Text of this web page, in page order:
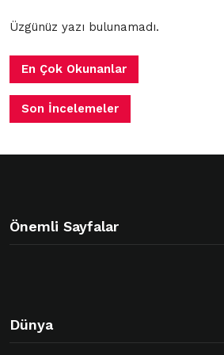
Üzgünüz yazı bulunamadı.
En Çok Okunanlar
Son İncelemeler
Önemli Sayfalar
Dünya